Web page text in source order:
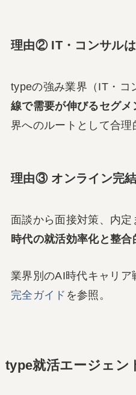
理由② IT・コンサル
typeの強み業界（IT・コ
線で需要が伸びるセグメ
界へのルートとして合理
理由③ オンライン完
面談から面接対策、内
時代の就活効率化と整合
業界別のAI時代キャリア
完全ガイド を参照。
type就活エージェン